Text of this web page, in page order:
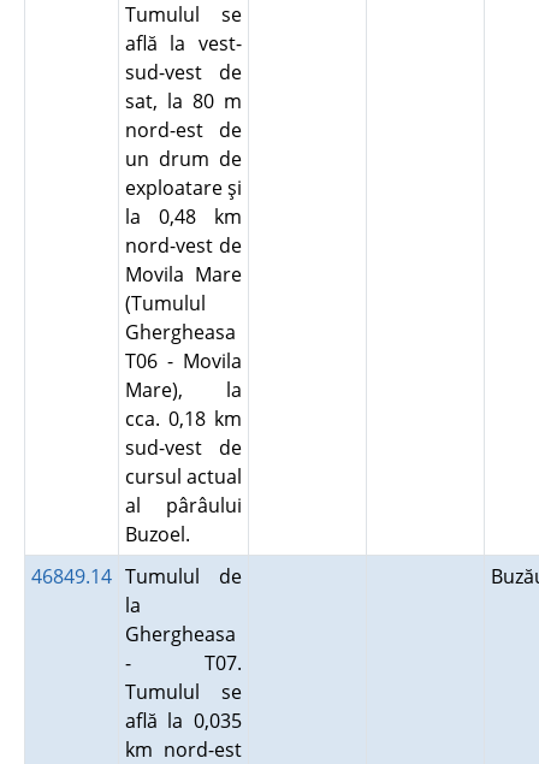
Tumulul se
află la vest-
sud-vest de
sat, la 80 m
nord-est de
un drum de
exploatare şi
la 0,48 km
nord-vest de
Movila Mare
(Tumulul
Ghergheasa
T06 - Movila
Mare), la
cca. 0,18 km
sud-vest de
cursul actual
al pârâului
Buzoel.
46849.14 Tumulul de
la
Ghergheasa
- T07.
Tumulul se
află la 0,035
km nord-est